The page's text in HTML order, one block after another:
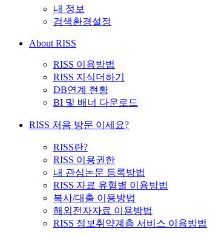
내 정보
검색환경설정
About RISS
RISS 이용방법
RISS 지식더하기
DB연계 현황
BI 및 배너 다운로드
RISS 처음 방문 이세요?
RISS란?
RISS 이용권한
내 관심논문 등록방법
RISS 자료 유형별 이용방법
복사/대출 이용방법
해외전자자료 이용방법
RISS 정보취약계층 서비스 이용방법